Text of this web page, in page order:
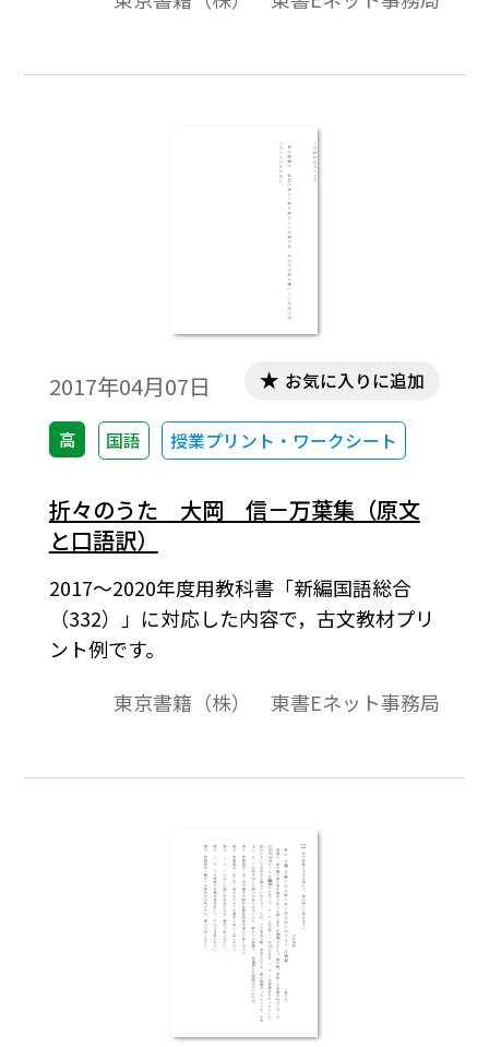
2017年04月07日
高 国語 授業プリント・ワークシート
お気に入りに追加
折々のうた 大岡 信－万葉集（原文
と口語訳）
2017～2020年度用教科書「新編国語総合
（332）」に対応した内容で，古文教材プリ
ント例です。
東京書籍（株） 東書Eネット事務局